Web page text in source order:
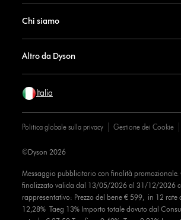
Chi siamo
Altro da Dyson
Italia
Politica globale sulla privacy Gestione dei Cookie
Messaggio pubblicitario con finalità promozionale.
finalizzato valida dal 13/05/2026 al 31/12/2026
rappresentativo: Prezzo del bene € 599, in 12 rate
12,28% Taeg 13% Importo totale dovuto dal
©Dyson 2026